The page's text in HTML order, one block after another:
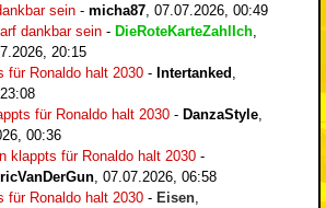
sein - micha87, 07.07.2026, 00:49
dankbar sein - DieRoteKarteZahlIch,
20:15
für Ronaldo halt 2030 - Intertanked ,
für Ronaldo halt 2030 - DanzaStyle,
00:36
klappts für Ronaldo halt 2030 -
, 07.07.2026, 06:58
für Ronaldo halt 2030 - Eisen,